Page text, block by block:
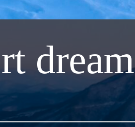
dream